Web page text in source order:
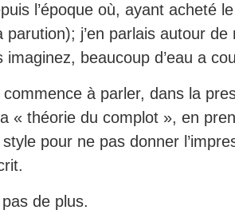
l’époque où, ayant acheté
parution); j’en parlais autour
imaginez, beaucoup d’eau a
commence à parler, dans la
« théorie du complot », en
pour ne pas donner
de plus.